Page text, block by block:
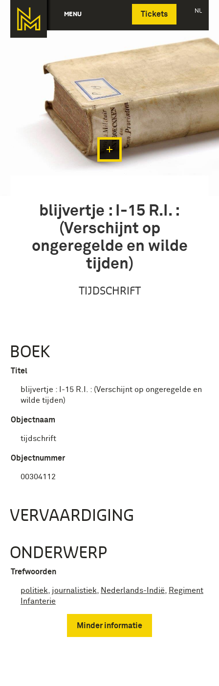
MENU Tickets NL
Deutsch
blijvertje : I-15 R.I. :
(Verschijnt op
ongeregelde en wilde
tijden)
TIJDSCHRIFT
BOEK
Titel
blijvertje : I-15 R.I. : (Verschijnt op ongeregelde en
wilde tijden)
Objectnaam
tijdschrift
Objectnummer
00304112
VERVAARDIGING
ONDERWERP
Trefwoorden
politiek journalistiek Nederlands-Indië
Regiment
Infanterie
Minder informatie